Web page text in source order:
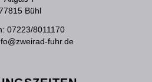
Bühl
07223/8011170
fuhr.de